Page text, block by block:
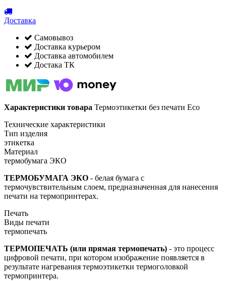
Доставка
Самовывоз
Доставка курьером
Доставка автомобилем
Достака ТК
Характеристики товара Термоэтикетки без печати Eco
Технические характеристики
Тип изделия
этикетка
Материал
термобумага ЭКО
ТЕРМОБУМАГА ЭКО - белая бумага с
термочувствительным слоем, предназначенная для нанесения
печати на термопринтерах.
Печать
Виды печати
термопечать
ТЕРМОПЕЧАТЬ (или прямая термопечать) - это процесс
цифровой печати, при котором изображение появляется в
результате нагревания термоэтикетки термоголовкой
термопринтера.